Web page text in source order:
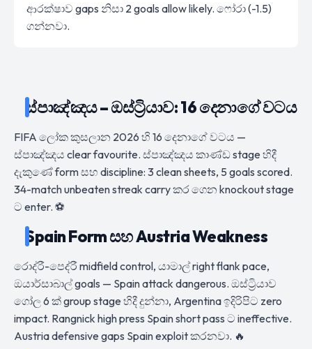
ආරක්ෂාව gaps නිසා 2 goals allow likely. ෆෝරා (-1.5)
ගන්නවා.
ස්පාඤ්ඤය – ඔස්ට්‍රියාව: 16 දෙනාගේ වටය
FIFA ලෝක කුසලාන 2026 හි 16 දෙනාගේ වටය —
ස්පාඤ්ඤය clear favourite. ස්පාඤ්ඤය කාණ්ඩ stage හිදී
දැකුණේ form සහ discipline: 3 clean sheets, 5 goals scored.
34-match unbeaten streak carry කර ගෙන knockout stage
ට enter. ⚽
Spain Form සහ Austria Weakness
රොද්රී-පෙද්රී midfield control, යාමාල් right flank pace,
ඔයාර්සාබාල් goals — Spain attack dangerous. ඔස්ට්‍රියාව
ගෝල 6 ක් group stage හිදී දුන්නා, Argentina ඉදිරිපිට zero
impact. Rangnick high press Spain short pass ට ineffective.
Austria defensive gaps Spain exploit කරනවා. 🔥